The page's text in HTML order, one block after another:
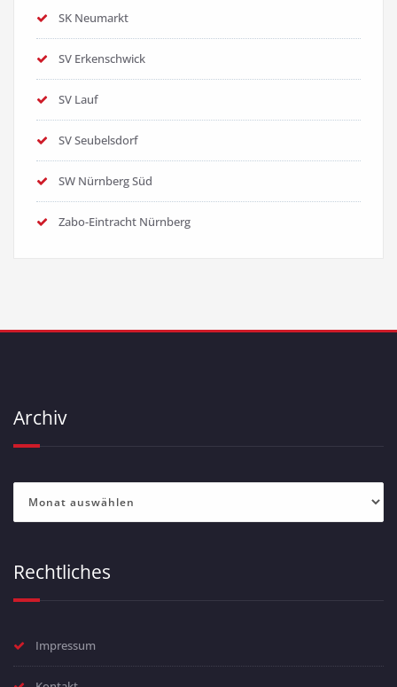
SK Neumarkt
SV Erkenschwick
SV Lauf
SV Seubelsdorf
SW Nürnberg Süd
Zabo-Eintracht Nürnberg
Archiv
Rechtliches
Impressum